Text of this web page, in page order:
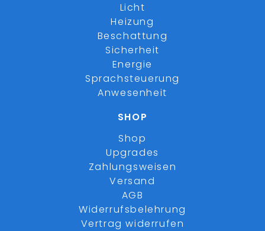
Licht
Heizung
Beschattung
Sicherheit
Energie
Sprachsteuerung
Anwesenheit
SHOP
Shop
Upgrades
Zahlungsweisen
Versand
AGB
Widerrufsbelehrung
Vertrag widerrufen